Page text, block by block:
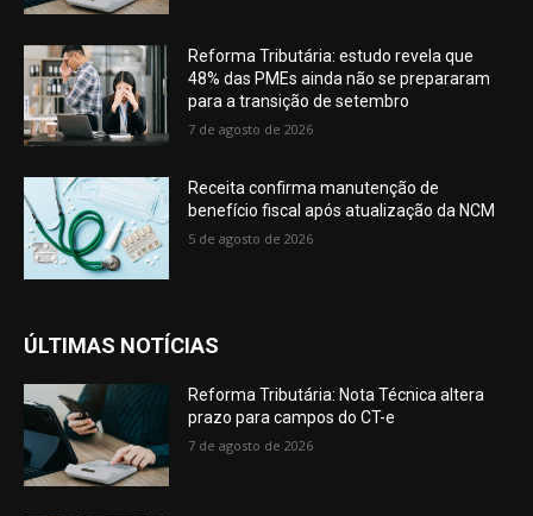
Reforma Tributária: estudo revela que
48% das PMEs ainda não se prepararam
para a transição de setembro
7 de agosto de 2026
Receita confirma manutenção de
benefício fiscal após atualização da NCM
5 de agosto de 2026
ÚLTIMAS NOTÍCIAS
Reforma Tributária: Nota Técnica altera
prazo para campos do CT-e
7 de agosto de 2026